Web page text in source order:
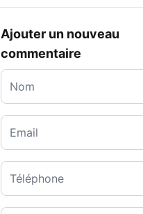
Ajouter un nouveau
commentaire